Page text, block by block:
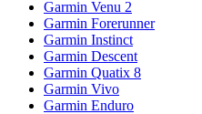
Garmin Venu 2
Garmin Forerunner
Garmin Instinct
Garmin Descent
Garmin Quatix 8
Garmin Vivo
Garmin Enduro